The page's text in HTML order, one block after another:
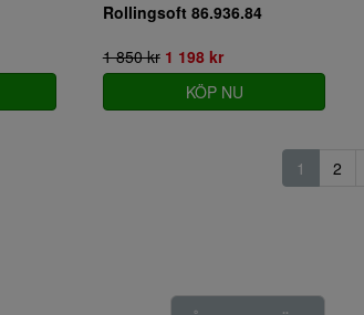
Rollingsoft 86.936.84
1 850 kr 1 198 kr
KÖP NU
1 2